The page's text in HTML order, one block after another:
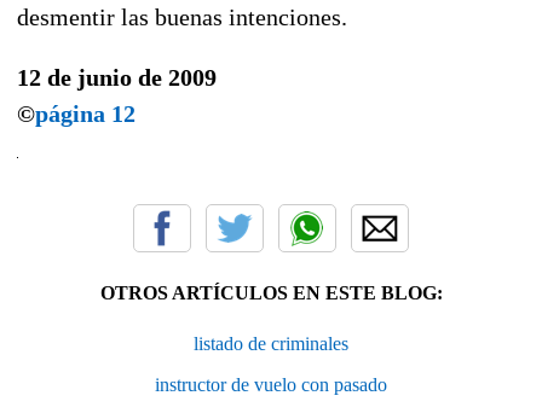
desmentir las buenas intenciones.
12 de junio de 2009
©página 12
OTROS ARTÍCULOS EN ESTE BLOG:
listado de criminales
instructor de vuelo con pasado